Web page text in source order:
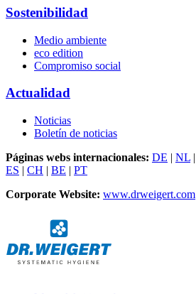
Sostenibilidad
Medio ambiente
eco edition
Compromiso social
Actualidad
Noticias
Boletín de noticias
Páginas webs internacionales: DE | NL |
ES | CH | BE | PT
Corporate Website: www.drweigert.com